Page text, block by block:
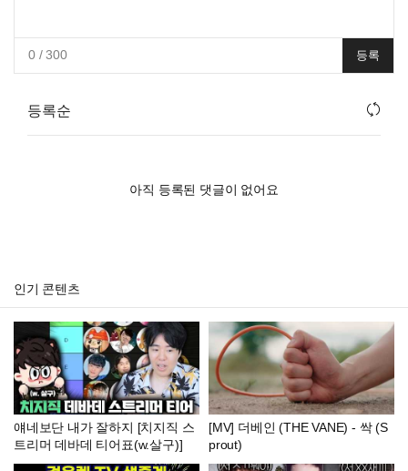
0/ 300 등록
등록순
아직 등록된 댓글이 없어요
인기 콘텐츠
얘네보단 내가 잘하지 [치지직 스
트리머 데바데 티어표(w.살구)]
[MV] 더베인 (THE VANE) - 싹 (S
prout)